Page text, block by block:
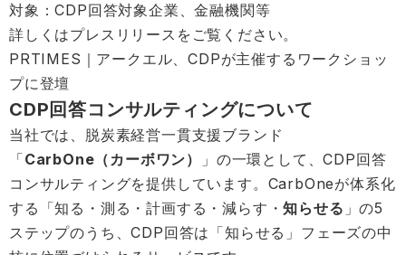
対象：CDP回答対象企業、金融機関等
詳しくはプレスリリースをご覧ください。
PRTIMES｜アークエル、CDPが主催するワークショッ
プに登壇
CDP回答コンサルティングについて
当社では、脱炭素経営一貫支援ブランド
「CarbOne（カーボワン）
」の一環として、CDP回答
コンサルティングを提供しています。CarbOneが体系化
する「知る・測る・計画する・減らす・知らせる 」の5
ステップのうち、CDP回答は「知らせる」フェーズの中